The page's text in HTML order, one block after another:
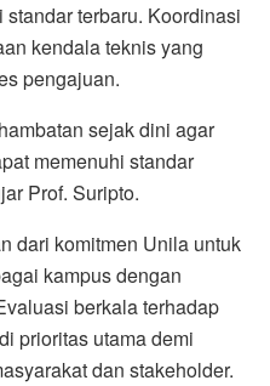
terbaru. Koordinasi
kendala teknis yang
pengajuan.
sejak dini agar
memenuhi standar
Prof. Suripto.
dari komitmen Unila untuk
kampus dengan
berkala terhadap
prioritas utama demi
dan stakeholder.